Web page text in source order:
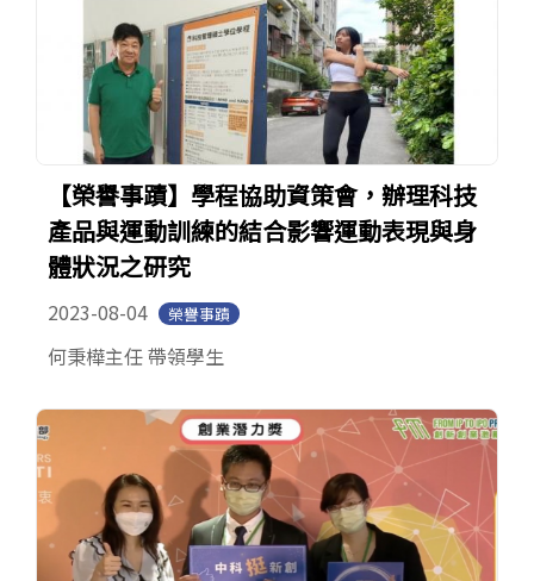
【榮譽事蹟】學程協助資策會，辦理科技
產品與運動訓練的結合影響運動表現與身
體狀況之研究
2023-08-04 榮譽事蹟
何秉樺主任 帶領學生